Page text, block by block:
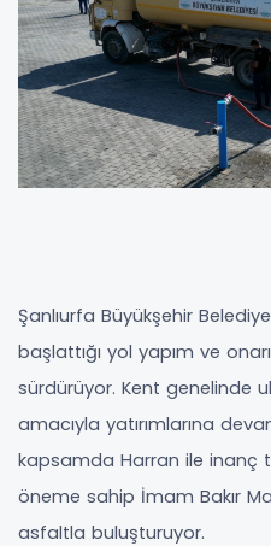
Şanlıurfa Büyükşehir
başlattığı yol yapım ve
sürdürüyor. Kent genelinde
amacıyla yatırımlarına
kapsamda Harran ile inanç
öneme sahip İmam Bakır
asfaltla buluşturuyor.